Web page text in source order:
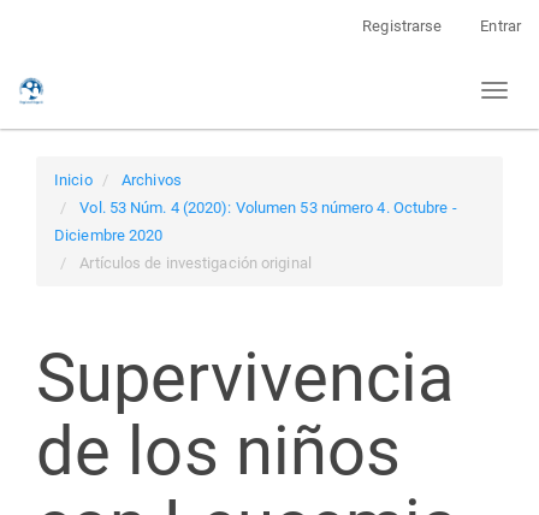
Registrarse Entrar
Toggle
Inicio
Archivos
Vol. 53 Núm. 4 (2020): Volumen 53 número 4. Octubre -
Diciembre 2020
Artículos de investigación original
Supervivencia
de los niños